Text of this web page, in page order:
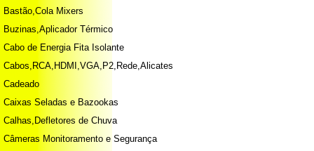
Bastão,Cola Mixers
Buzinas,Aplicador Térmico
Cabo de Energia Fita Isolante
Cabos,RCA,HDMI,VGA,P2,Rede,Alicates
Cadeado
Caixas Seladas e Bazookas
Calhas,Defletores de Chuva
Câmeras Monitoramento e Segurança